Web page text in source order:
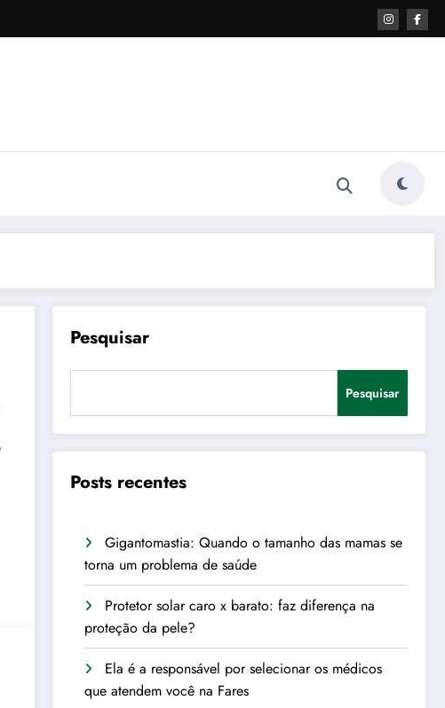
Pesquisar
Pesquisar
Posts recentes
Gigantomastia: Quando o tamanho das mamas se
torna um problema de saúde
Protetor solar caro x barato: faz diferença na
proteção da pele?
Ela é a responsável por selecionar os médicos
que atendem você na Fares